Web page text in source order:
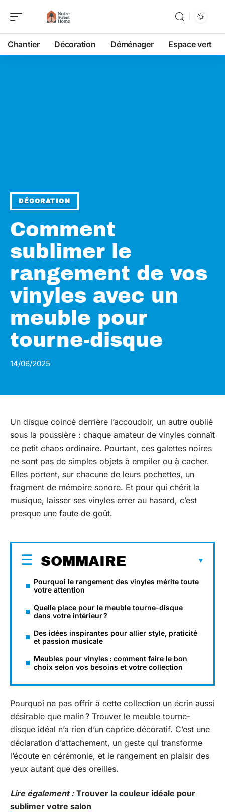
Chantier Décoration Déménager Espace vert
DÉCORATION
Comment
sublimer le
rangement de vos
vinyles avec un
meuble pour
tourne-disque
14/06/2025
Un disque coincé derrière l’accoudoir, un autre oublié
sous la poussière : chaque amateur de vinyles connaît
ce petit chaos ordinaire. Pourtant, ces galettes noires
ne sont pas de simples objets à empiler ou à cacher.
Elles portent, sur chacune de leurs pochettes, un
fragment de mémoire sonore. Et pour qui chérit la
musique, laisser ses vinyles errer au hasard, c’est
presque une faute de goût.
SOMMAIRE
Pourquoi le rangement des vinyles mérite toute
votre attention
Quelle place pour le meuble tourne-disque
dans votre intérieur ?
Des idées inspirantes pour allier style, praticité
et passion musicale
Meubles pour vinyles : comment faire le bon
choix selon vos besoins et votre collection
Pourquoi ne pas offrir à cette collection un écrin aussi
désirable que malin ? Trouver le meuble tourne-
disque idéal n’a rien d’un caprice décoratif. C’est une
déclaration d’attachement, un geste qui transforme
l’écoute en cérémonie, et le rangement en plaisir des
yeux autant que des oreilles.
Lire également : Trouver la couleur idéale pour
sublimer votre salon